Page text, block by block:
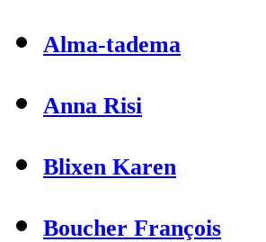
Alma-tadema
Anna Risi
Blixen Karen
Boucher François